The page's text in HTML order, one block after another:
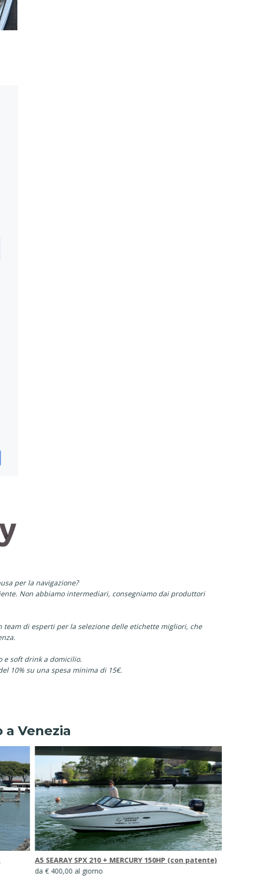
per la navigazione?
Non abbiamo intermediari, consegniamo dai produttori
di esperti per la selezione delle etichette migliori, che
e soft drink a domicilio.
10% su una spesa minima di 15€.
a Venezia
A6 TEOREMA 20 SUNDECK + MERCURY 100 HP (con
patente)